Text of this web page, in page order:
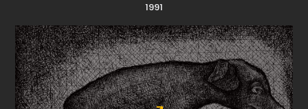
1991